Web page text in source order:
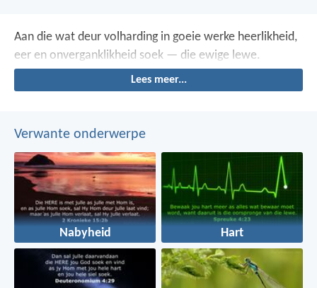
Aan die wat deur volharding in goeie werke heerlikheid,
eer en onverganklikheid soek — die ewige lewe.
Lees meer...
Verwante onderwerpe
Nabyheid Hart